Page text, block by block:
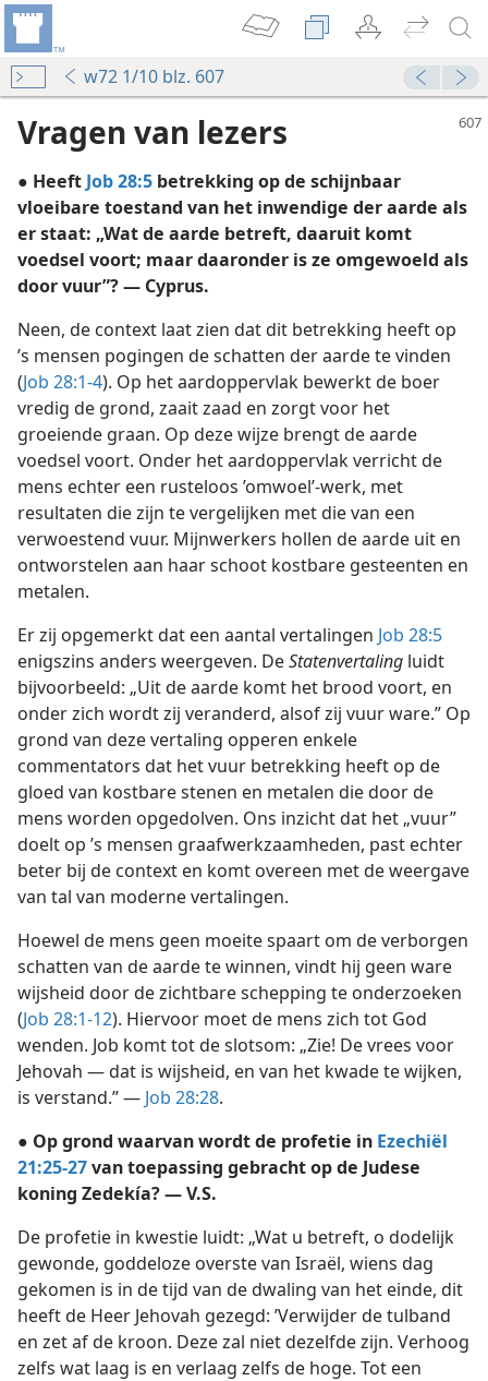
w72 1/10 blz. 607
2006
Vragen van lezers
● Heeft Job 28:5 betrekking op de schijnbaar
vloeibare toestand van het inwendige der aarde als
er staat: „Wat de aarde betreft, daaruit komt
voedsel voort; maar daaronder is ze omgewoeld als
door vuur”? — Cyprus.
Neen, de context laat zien dat dit betrekking heeft op
’s mensen pogingen de schatten der aarde te vinden
(Job 28:1-4). Op het aardoppervlak bewerkt de boer
vredig de grond, zaait zaad en zorgt voor het
groeiende graan. Op deze wijze brengt de aarde
voedsel voort. Onder het aardoppervlak verricht de
mens echter een rusteloos ’omwoel’-werk, met
resultaten die zijn te vergelijken met die van een
verwoestend vuur. Mijnwerkers hollen de aarde uit en
ontworstelen aan haar schoot kostbare gesteenten en
metalen.
Er zij opgemerkt dat een aantal vertalingen Job 28:5
enigszins anders weergeven. DeStatenvertaling luidt
bijvoorbeeld: „Uit de aarde komt het brood voort, en
onder zich wordt zij veranderd, alsof zij vuur ware.” Op
grond van deze vertaling opperen enkele
commentators dat het vuur betrekking heeft op de
gloed van kostbare stenen en metalen die door de
mens worden opgedolven. Ons inzicht dat het „vuur”
doelt op ’s mensen graafwerkzaamheden, past echter
beter bij de context en komt overeen met de weergave
van tal van moderne vertalingen.
Hoewel de mens geen moeite spaart om de verborgen
schatten van de aarde te winnen, vindt hij geen ware
wijsheid door de zichtbare schepping te onderzoeken
(Job 28:1-12). Hiervoor moet de mens zich tot God
wenden. Job komt tot de slotsom: „Zie! De vrees voor
Jehovah — dat is wijsheid, en van het kwade te wijken,
is verstand.” — Job 28:28.
● Op grond waarvan wordt de profetie in Ezechiël
21:25-27van toepassing gebracht op de Judese
koning Zedekía? — V.S.
De profetie in kwestie luidt: „Wat u betreft, o dodelijk
gewonde, goddeloze overste van Israël, wiens dag
gekomen is in de tijd van de dwaling van het einde, dit
heeft de Heer Jehovah gezegd: ’Verwijder de tulband
en zet af de kroon. Deze zal niet dezelfde zijn. Verhoog
zelfs wat laag is en verlaag zelfs de hoge. Tot een